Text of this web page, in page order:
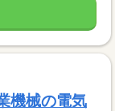
機械の電気